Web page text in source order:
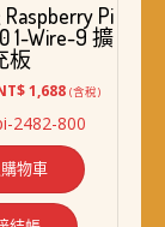
Pi
1-Wire-9 擴
板
1,719。
1,688目
價
格：
NT$ 1,688。
(含稅)
2482-800
物車